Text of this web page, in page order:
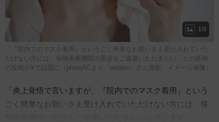
1/3
「『院内でのマスク着用』というごく簡単なお願いさえ受け入れていた
だけない方には、保険医療機関の受診をご遠慮いただきたい」との医師
の投稿がXで話題に（photoACより「webbiz」さん撮影、イメージ画像）
「炎上覚悟で言いますが、『院内でのマスク着用』という
ごく簡単なお願いさえ受け入れていただけない方には、保